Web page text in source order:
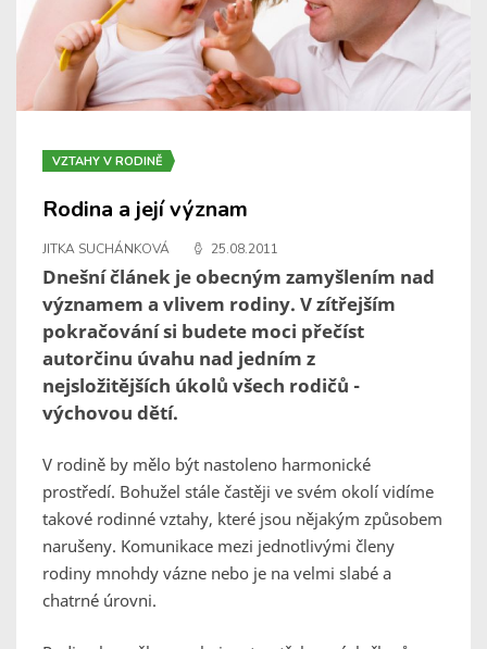
VZTAHY V RODINĚ
Rodina a její význam
JITKA SUCHÁNKOVÁ 25.08.2011
Dnešní článek je obecným zamyšlením nad
významem a vlivem rodiny. V zítřejším
pokračování si budete moci přečíst
autorčinu úvahu nad jedním z
nejsložitějších úkolů všech rodičů -
výchovou dětí.
V rodině by mělo být nastoleno harmonické
prostředí. Bohužel stále častěji ve svém okolí vidíme
takové rodinné vztahy, které jsou nějakým způsobem
narušeny. Komunikace mezi jednotlivými členy
rodiny mnohdy vázne nebo je na velmi slabé a
chatrné úrovni.